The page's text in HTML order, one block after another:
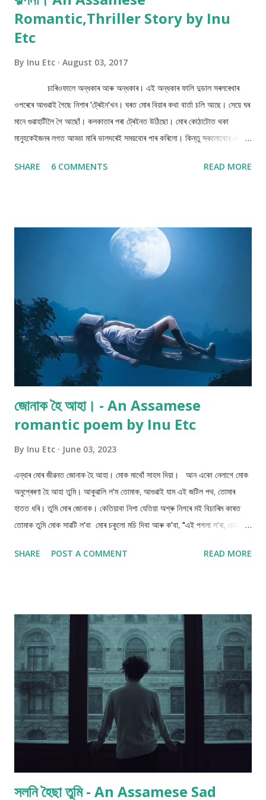
Romantic,Thriller Story by Inu
Etc
By Inu Etc August 03, 2017
চাৰিওফালে অন্ধকাৰ আৰু অন্ধকাৰ। এই অন্ধকাৰ ফালি দুডাল সৰলৰেখাৰ
ওপৰেৰে আগুৱাই গৈছে নিশাৰ 'ট্ৰেইন'খন। ঘৰত মোৰ বিয়াৰ কথা বাৰ্তা চলি আছে। সেয়ে ঘৰ
মানে গুৱাহাটীলৈ গৈ আছোঁ। কলকাতাৰ পৰা ট্ৰেইনত উঠিছো। মোৰ কোঠাটোত থকা
মানুহকেইজনৰ লগত আড্ডা মাৰি ভালদৰেই সময়বোৰ পাৰ কৰিলো। কিন্তু সকলোবোৰ এটা
পেলালে। মই নামিম একেবাৰে শেষ ষ্টেশনত।সেয়ে ভাৱিলো এঘুমটি মাৰি
ভালকৈ দেখা নাপালো। ট্ৰেইনখন আকৌ চলিবলৈ ধৰিলে। মই আকৌ ভয়েই খাইছিলো।
ডকাইতৰ দলেই ট্ৰেইনখন ৰখালে কিজানি! এই ঠাইখনত প্ৰায়ে বোলে ডকাইতে ট্ৰেইন ৰখাই
ট্ৰেইনৰ মানুহক হাৰাশাস্তি কৰে। যিয়েই নহওক ট্ৰেইন খন...
SHARE 6 COMMENTS READ MORE
জোনাক হৈ আহা। - An Assamese
romantic poem by Inu Etc
By Inu Etc June 03, 2023
এন্ধাৰ মোৰ জীৱনত জোনাক হৈ আহা। মোক মাথোঁ সাহস দিয়া। আন একো নেলাগে মোক
অনুপ্ৰেৰণা হৈ আহা তুমি। আকুৱালি ল'ম তোমাক, আগুৱাই যাম এই জটিল পথ, তোমাৰ
হাতত ধৰি। তুমি মোৰ জোনাক। কেতিয়াবা নিশা যেতিয়া অশ্ৰু নিগৰে মই বিচাৰিম কাষত
তোমাক তুমি মোক সাৱটি ল'বা মোৰ চকুলো মচি দিবা আৰু ক'বা, "এই পগলা ল'ৰা, চোৱা মই
SHARE POST A COMMENT READ MORE
সলনি হৈছা তুমি - An Assamese Sad